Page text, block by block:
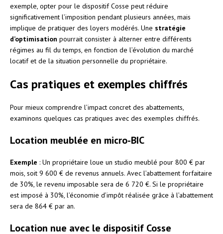
exemple, opter pour le dispositif Cosse peut réduire
significativement l’imposition pendant plusieurs années, mais
implique de pratiquer des loyers modérés. Une stratégie
d’optimisation pourrait consister à alterner entre différents
régimes au fil du temps, en fonction de l’évolution du marché
locatif et de la situation personnelle du propriétaire.
Cas pratiques et exemples chiffrés
Pour mieux comprendre l’impact concret des abattements,
examinons quelques cas pratiques avec des exemples chiffrés.
Location meublée en micro-BIC
Exemple : Un propriétaire loue un studio meublé pour 800 € par
mois, soit 9 600 € de revenus annuels. Avec l’abattement forfaitaire
de 30%, le revenu imposable sera de 6 720 €. Si le propriétaire
est imposé à 30%, l’économie d’impôt réalisée grâce à l’abattement
sera de 864 € par an.
Location nue avec le dispositif Cosse